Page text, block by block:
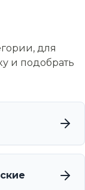
для
и подобрать